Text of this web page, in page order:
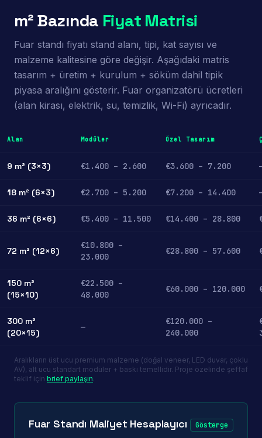
m² Bazında Fiyat Matrisi
Fuar standı fiyatı stand alanı, tipi, kat sayısı ve
malzeme kalitesine göre değişir. Aşağıdaki matris
tasarım + üretim + kurulum + söküm dahil tipik
piyasa aralığını gösterir. Fuar organizatörü ücretleri
(alan kirası, elektrik, su, temizlik, Wi-Fi) ayrıcadır.
Alan Modüler Özel Tasarım
9 m² (3×3) €1.400 – 2.600 €3.600 – 7.200
18 m² (6×3) €2.700 – 5.200 €7.200 – 14.400
36 m² (6×6) €5.400 – 11.500 €14.400 – 28.800
72 m² (12×6)
€10.800 –
23.000
€28.800 – 57.600
150 m²
(15×10)
€22.500 –
48.000
€60.000 – 120.000
300 m²
(20×15)
—
€120.000 –
240.000
Aralıkların üst ucu premium malzeme (doğal veneer, LED duvar, çoklu
AV), alt ucu standart modüler + baskı temellidir. Proje özelinde şeffaf
teklif için brief paylaşın.
Fuar Standı Maliyet Hesaplayıcı Gösterge